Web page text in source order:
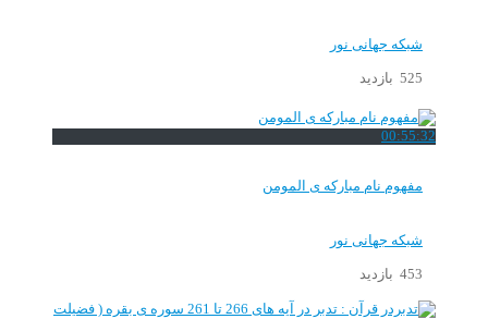
شبکه جهانی نور
525 بازدید
00:55:32
مفهوم نام مبارکه ی المومن
شبکه جهانی نور
453 بازدید